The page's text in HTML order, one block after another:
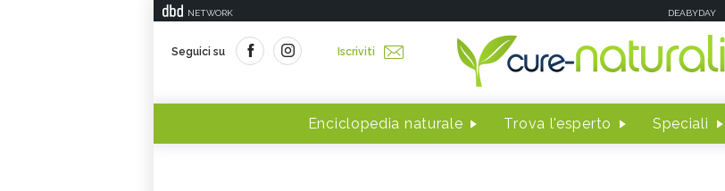
NETWORK DEABYDAY
Seguici su Iscriviti
Enciclopedia naturale Trova l'esperto Speciali